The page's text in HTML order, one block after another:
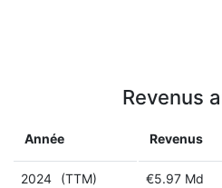
Revenus
Année Revenus
2024 (TTM) €5.97 Md